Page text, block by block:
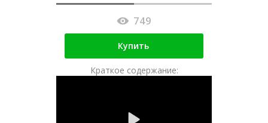
749
Купить
Краткое содержание: